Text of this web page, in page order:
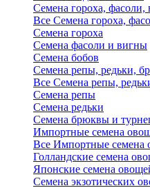
Семена гороха,
Все Семена гороха,
Семена гороха
Семена фасоли и вигны
Семена бобов
Семена репы, редьки,
Все Семена репы,
Семена репы
Семена редьки
Семена брюквы и
Импортные семена
Все Импортные семена
Голландские семена
Японские семена
Семена экзотических